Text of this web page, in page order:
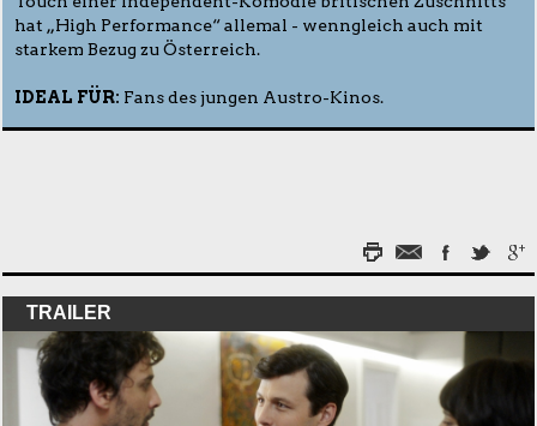
hat „High Performance“ allemal - wenngleich auch mit
starkem Bezug zu Österreich.
IDEAL FÜR: Fans des jungen Austro-Kinos.
TRAILER